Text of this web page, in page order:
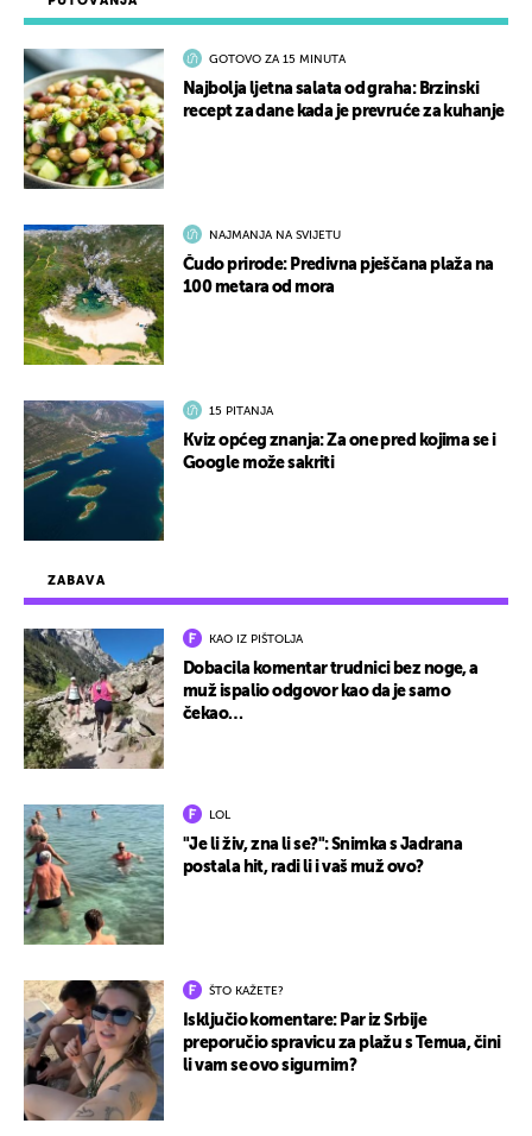
ZABAVA
KAO IZ PIŠTOLJA
Dobacila komentar trudnici bez noge, a
muž ispalio odgovor kao da je samo
čekao…
LOL
"Je li živ, zna li se?": Snimka s Jadrana
postala hit, radi li i vaš muž ovo?
ŠTO KAŽETE?
Isključio komentare: Par iz Srbije
preporučio spravicu za plažu s Temua, čini
li vam se ovo sigurnim?
GOTOVO ZA 15 MINUTA
Najbolja ljetna salata od graha: Brzinski
recept za dane kada je prevruće za kuhanje
NAJMANJA NA SVIJETU
Čudo prirode: Predivna pješčana plaža na
100 metara od mora
15 PITANJA
Kviz općeg znanja: Za one pred kojima se i
Google može sakriti